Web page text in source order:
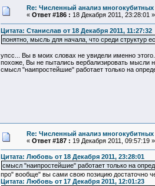
Re: Численный анализ многокубитных
« Ответ #186 : 18 Декабря 2011, 23:28:01 »
Цитата: Станислав от 18 Декабря 2011, 11:27:32
понятно, мысль для начала, что среди структур
упсс... Вы в моих словах не увидели именно
похоже, Вы не пытались вербализировать мысли
смысл "наипростейшие" работает только на
Re: Численный анализ многокубитных
« Ответ #187 : 19 Декабря 2011, 09:57:19 »
Цитата: Любовь от 18 Декабря 2011, 23:28:01
смысл "наипростейшие" работает только на
про" вообще" вы сами свою позицию достаточно
Цитата: Любовь от 17 Декабря 2011, 12:01:23